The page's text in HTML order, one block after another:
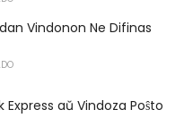
Vindonon Ne Difinas
aŭ Vindoza Poŝto